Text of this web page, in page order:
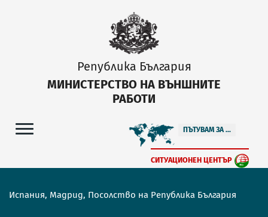
Република България
МИНИСТЕРСТВО НА ВЪНШНИТЕ
РАБОТИ
ПЪТУВАМ ЗА ...
СИТУАЦИОНЕН ЦЕНТЪР
Испания, Мадрид, Посолство на Република България